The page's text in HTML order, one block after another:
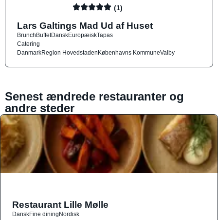
(1)
Lars Galtings Mad Ud af Huset
BrunchBuffetDanskEuropæiskTapas
Catering
DanmarkRegion HovedstadenKøbenhavns KommuneValby
Senest ændrede restauranter og
andre steder
Restaurant Lille Mølle
DanskFine diningNordisk